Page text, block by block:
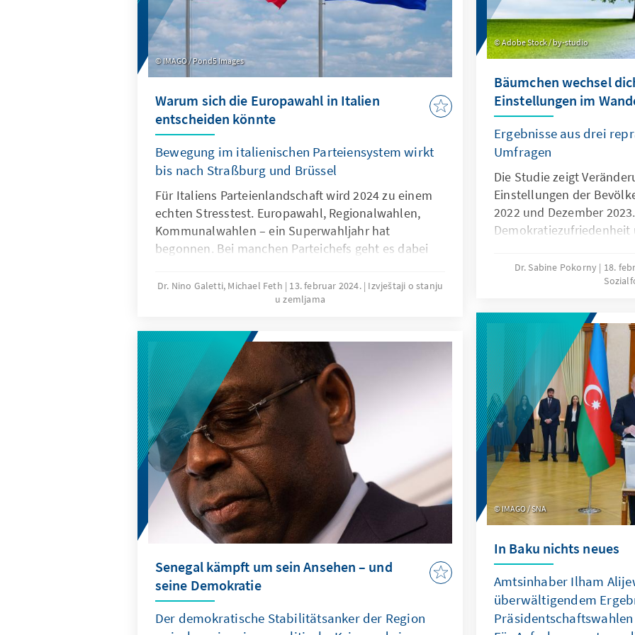
Adobe Stock / by-studio
Bäumchen wechsel
Einstellungen im
Ergebnisse aus drei
Umfragen
Die Studie zeigt
Einstellungen der
2022 und Dezember
Bürgerinnen und Bürger
positionieren sich die
hängen diese
Bildungsniveau
Studie mit Hilfe von drei
im Abstand von je sechs
Dr. Sabine Pokorny 18.
IMAGO / Pond5 Images
Warum sich die Europawahl in Italien
entscheiden könnte
Bewegung im italienischen Parteiensystem wirkt
bis nach Straßburg und Brüssel
Für Italiens Parteienlandschaft wird 2024 zu einem
echten Stresstest. Europawahl, Regionalwahlen,
Kommunalwahlen – ein Superwahljahr hat
begonnen. Bei manchen Parteichefs geht es dabei
könnte es danach vielleicht nicht mehr geben. Nur
Giorgia Meloni und ihre Fratelli d‘Italia können beim
ruhig in die Zukunft blicken. Die Wahl zum
Europäischen Parlament könnte die italienische
Regierungschefin gar zur Schlüsselfigur in Brüssel
machen, wenn es um die Neubesetzung der EU-
Spitzen geht. Und auch am Tiber sind
Überraschungen nicht ausgeschlossen.
Dr. Nino Galetti, Michael Feth 13. februar 2024. Izvještaji o stanju
u zemljama
IMAGO / SNA
In Baku nichts neues
Amtsinhaber Ilham
überwältigendem
Senegal kämpft um sein Ansehen – und
seine Demokratie
Der demokratische Stabilitätsanker der Region